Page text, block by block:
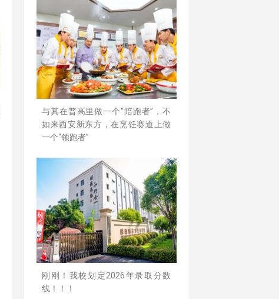
与其在普高里做一个“陪跑者”，不
如来西安新东方，在烹饪赛道上做
一个“领跑者”
刚刚！我校划定2026年录取分数
线！！！